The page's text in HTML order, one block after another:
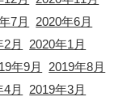
7月
2020年6月
2月
2020年1月
年9月
2019年8月
4月
2019年3月